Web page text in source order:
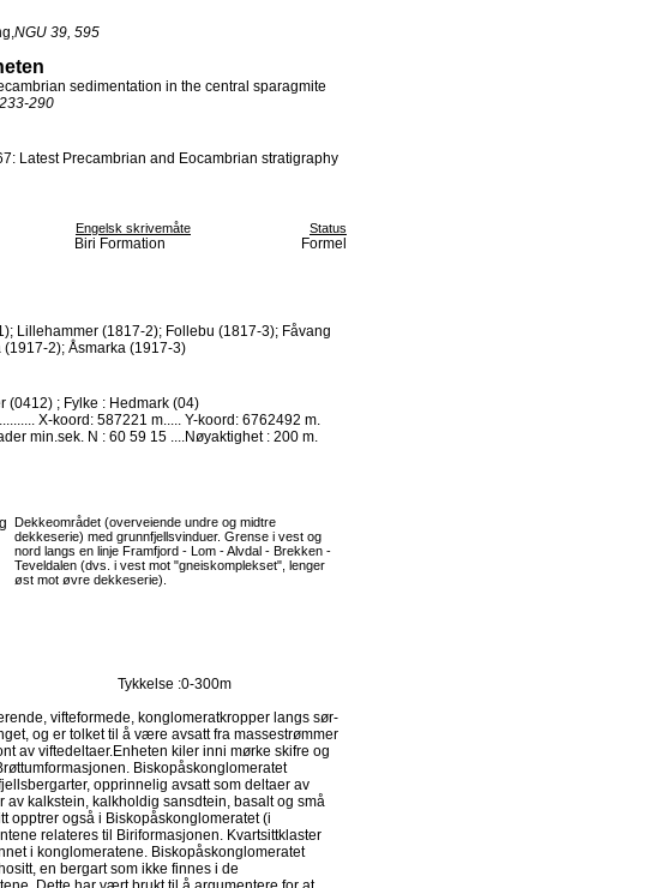
NGU 39, 595
sedimentation in the central sparagmite
290
Latest Precambrian and Eocambrian stratigraphy
Engelsk skrivemåte Status
Biri Formation Formel
Lillehammer (1817-2); Follebu (1817-3); Fåvang
2); Åsmarka (1917-3)
(0412) ; Fylke : Hedmark (04)
X-koord: 587221 m..... Y-koord: 6762492 m.
min.sek. N : 60 59 15 ....Nøyaktighet : 200 m.
Dekkeområdet (overveiende undre og midtre
dekkeserie) med grunnfjellsvinduer. Grense i vest og
nord langs en linje Framfjord - Lom - Alvdal - Brekken -
Teveldalen (dvs. i vest mot "gneiskomplekset", lenger
øst mot øvre dekkeserie).
Tykkelse :0-300m
vifteformede, konglomeratkropper langs sør-
og er tolket til å være avsatt fra massestrømmer
av viftedeltaer.Enheten kiler inni mørke skifre og
Biskopåskonglomeratet
opprinnelig avsatt som deltaer av
av kalkstein, kalkholdig sansdtein, basalt og små
opptrer også i Biskopåskonglomeratet (i
relateres til Biriformasjonen. Kvartsittklaster
i konglomeratene. Biskopåskonglomeratet
en bergart som ikke finnes i de